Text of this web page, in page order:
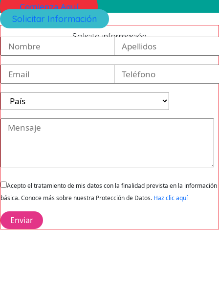
Comienza Aquí
Solicitar Información
Solicita información
Acepto el tratamiento de mis datos con la finalidad prevista en la información
básica. Conoce más sobre nuestra Protección de Datos. Haz clic aquí